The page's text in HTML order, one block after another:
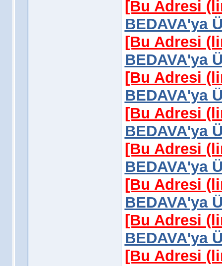
[Bu Adresi
BEDAVA'ya
[Bu Adresi
BEDAVA'ya
[Bu Adresi
BEDAVA'ya
[Bu Adresi
BEDAVA'ya
[Bu Adresi
BEDAVA'ya
[Bu Adresi
BEDAVA'ya
[Bu Adresi
BEDAVA'ya
[Bu Adresi